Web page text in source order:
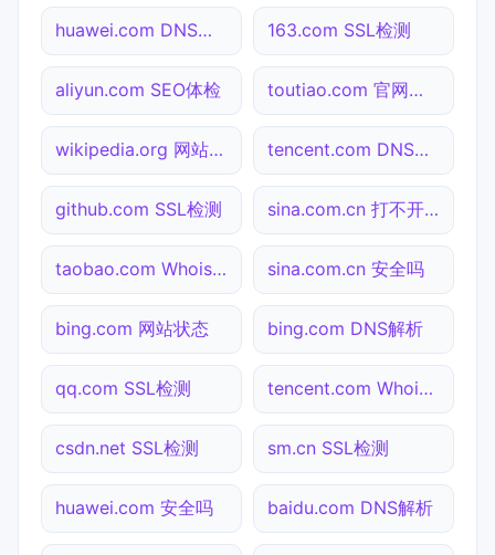
huawei.com DNS解析 163.com SSL检测
aliyun.com SEO体检 toutiao.com 官网入口
wikipedia.org 网站状态 tencent.com DNS解析
github.com SSL检测 sina.com.cn 打不开检测
taobao.com Whois查询 sina.com.cn 安全吗
bing.com 网站状态 bing.com DNS解析
qq.com SSL检测 tencent.com Whois查询
csdn.net SSL检测 sm.cn SSL检测
huawei.com 安全吗 baidu.com DNS解析